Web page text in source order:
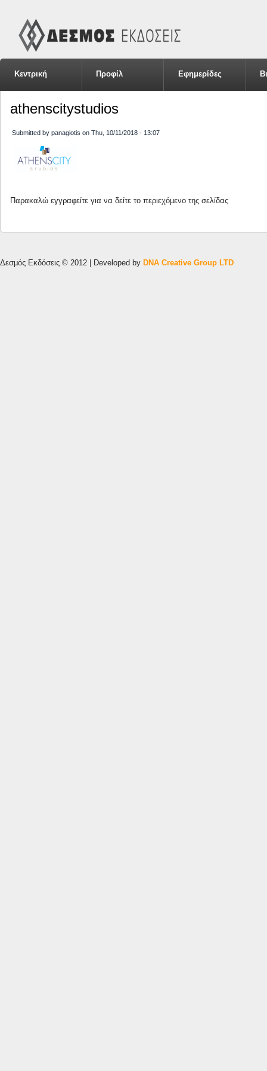
Κεντρική Προφίλ Εφημερίδες
athenscitystudios
Submitted by panagiotis on Thu, 10/11/2018 - 13:07
Παρακαλώ εγγραφείτε για να δείτε το περιεχόμενο της σελίδας
Δεσμός Εκδόσεις © 2012 | Developed by DNA Creative Group LTD